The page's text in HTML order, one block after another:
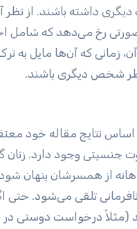
دیگری داشته باشند. از نظر
رخ می‌دهد که شامل
آن، زمانی که آن‌ها مایل به
شخص دیگری باشند.
اساس نتایج مقاله خود
جنسیتی وجود دارد. زنان
از همسرشان پنهان
تلقی می‌شود. حتی
(مثلاً درخواست دوستی